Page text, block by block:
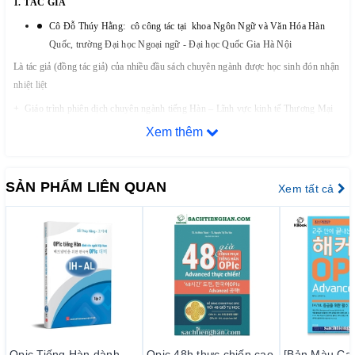
Cô Đỗ Thúy Hằng: cô công tác tại khoa Ngôn Ngữ và Văn Hóa Hàn
Quốc, trường Đại học Ngoại ngữ - Đại học Quốc Gia Hà Nội
Là tác giả (đồng tác giả) của nhiều đầu sách chuyên ngành được học sinh đón nhận
nhiệt liệt
+ Giáo trình phiên dịch chuyên ngành tiếng Hàn – Lĩnh vực kinh tế Thương Mại
+ Hội thoại đàm phán thương mại Hàn Việt (viết chung)
+ Dạy tiếng Hàn trên truyền hình (viết chung)
Cô Cho A Hae:
+ Tốt nghiệp thạc sĩ chuyên ngành giáo dục, Đại học nữ SungShin, Seoul, Hàn
+ 2019~ nay:giảng dạy tiếng Hàn tại trường THPT chuyên Ngoại Ngữ - Trường
Đại Học Ngoại ngữ - Đại học quốc gia Hà Nội
Xem thêm
SẢN PHẨM LIÊN QUAN Xem tất cả